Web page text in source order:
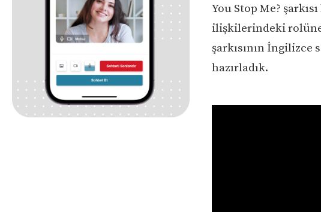
You Stop Me?
ilişkilerindeki rolüne
şarkısının
hazırladık.